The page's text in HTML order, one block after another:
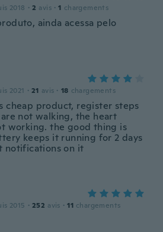
2018 · 2 avis · 1 chargements
ainda acessa pelo
2021 · 21 avis · 18 chargements
cheap product, register steps
not walking, the heart
working. the good thing is
keeps it running for 2 days
notifications on it
2015 · 252 avis · 11 chargements